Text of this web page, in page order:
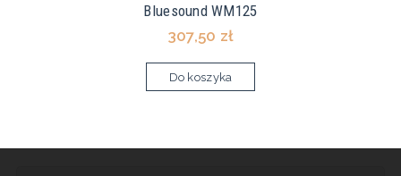
Bluesound WM125
307,50 zł
Do koszyka